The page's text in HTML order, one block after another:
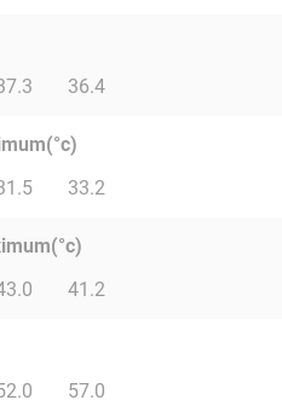
36.4
33.2
41.2
57.0